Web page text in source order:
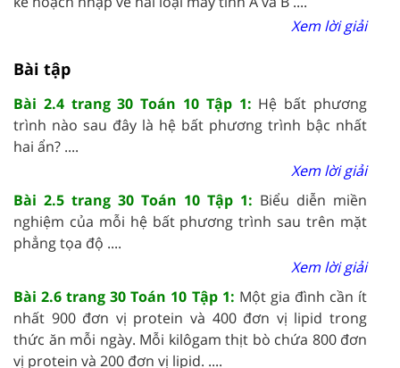
Xem lời giải
Bài tập
Bài 2.4 trang 30 Toán 10 Tập 1: Hệ bất phương
trình nào sau đây là hệ bất phương trình bậc nhất
hai ẩn? ....
Xem lời giải
Bài 2.5 trang 30 Toán 10 Tập 1: Biểu diễn miền
nghiệm của mỗi hệ bất phương trình sau trên mặt
phẳng tọa độ ....
Xem lời giải
Bài 2.6 trang 30 Toán 10 Tập 1: Một gia đình cần ít
nhất 900 đơn vị protein và 400 đơn vị lipid trong
thức ăn mỗi ngày. Mỗi kilôgam thịt bò chứa 800 đơn
vị protein và 200 đơn vị lipid. ....